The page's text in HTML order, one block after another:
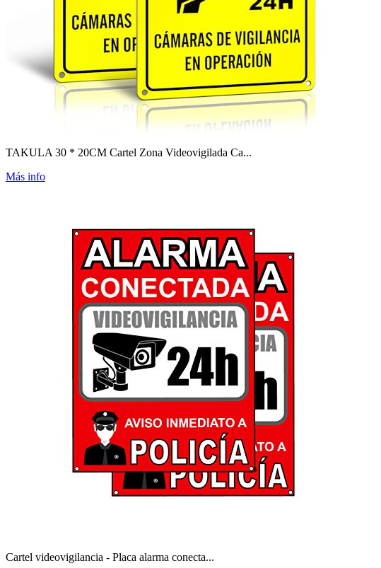
TAKULA 30 * 20CM Cartel Zona Videovigilada Ca...
Más info
Cartel videovigilancia - Placa alarma conecta...